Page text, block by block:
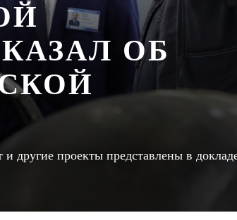
ОБ
другие проекты представлены в